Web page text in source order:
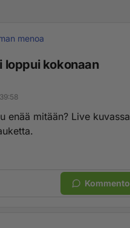
menoa
loppui kokonaan
enää mitään? Live